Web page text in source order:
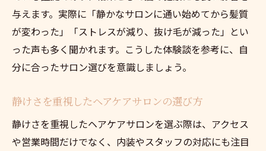
与えます。実際に「静かなサロンに通い始めてから髪質
が変わった」「ストレスが減り、抜け毛が減った」とい
った声も多く聞かれます。こうした体験談を参考に、自
分に合ったサロン選びを意識しましょう。
静けさを重視したヘアケアサロンの選び方
静けさを重視したヘアケアサロンを選ぶ際は、アクセス
や営業時間だけでなく、内装やスタッフの対応にも注目